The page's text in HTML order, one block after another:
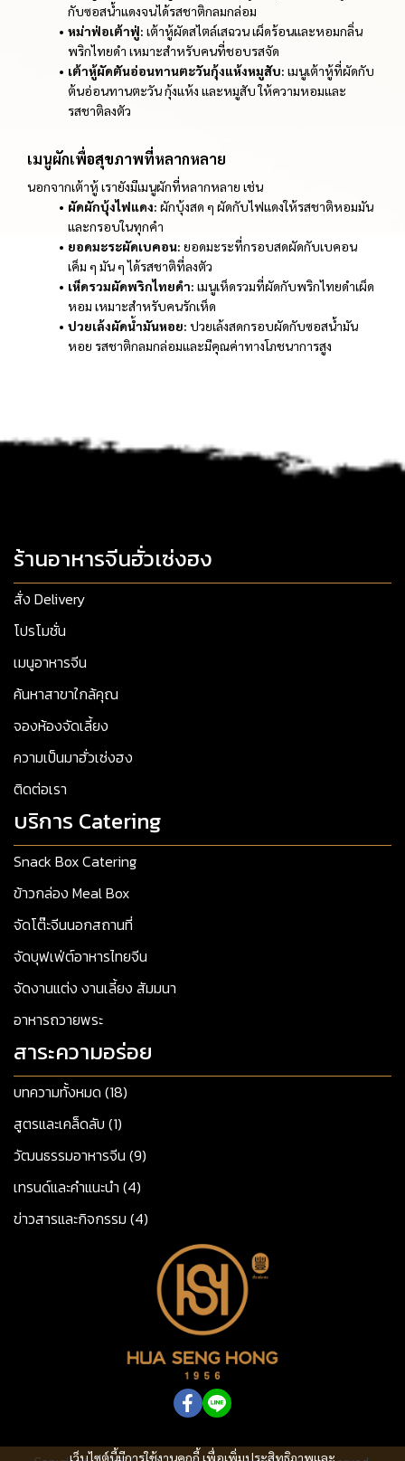
กับซอสน้ำแดงจนได้รสชาติกลมกล่อม
หม่าฟ่อเต้าฟู่: เต้าหู้ผัดสไตล์เสฉวน เผ็ดร้อนและหอมกลิ่น
พริกไทยดำ เหมาะสำหรับคนที่ชอบรสจัด
เต้าหู้ผัดตันอ่อนทานตะวันกุ้งแห้งหมูสับ: เมนูเต้าหู้ที่ผัดกับ
ต้นอ่อนทานตะวัน กุ้งแห้ง และหมูสับ ให้ความหอมและ
รสชาติลงตัว
เมนูผักเพื่อสุขภาพที่หลากหลาย
นอกจากเต้าหู้ เรายังมีเมนูผักที่หลากหลาย เช่น
ผัดผักบุ้งไฟแดง: ผักบุ้งสด ๆ ผัดกับไฟแดงให้รสชาติหอมมัน
และกรอบในทุกคำ
ยอดมะระผัดเบคอน: ยอดมะระที่กรอบสดผัดกับเบคอน
เค็ม ๆ มัน ๆ ได้รสชาติที่ลงตัว
เห็ดรวมผัดพริกไทยดำ: เมนูเห็ดรวมที่ผัดกับพริกไทยดำเผ็ด
หอม เหมาะสำหรับคนรักเห็ด
ปวยเล้งผัดน้ำมันหอย: ปวยเล้งสดกรอบผัดกับซอสน้ำมัน
หอย รสชาติกลมกล่อมและมีคุณค่าทางโภชนาการสูง
เว็บไซต์นี้มีการใช้งานคุกกี้ เพื่อเพิ่มประสิทธิภาพและ
ร้านอาหารจีนฮั่วเซ่งฮง
สั่ง Delivery
โปรโมชั่น
เมนูอาหารจีน
ค้นหาสาขาใกล้คุณ
จองห้องจัดเลี้ยง
ความเป็นมาฮั่วเซ่งฮง
ติดต่อเรา
บริการ Catering
Snack Box Catering
ข้าวกล่อง Meal Box
จัดโต๊ะจีนนอกสถานที่
จัดบุฟเฟ่ต์อาหารไทยจีน
จัดงานแต่ง งานเลี้ยง สัมมนา
อาหารถวายพระ
สาระความอร่อย
บทความทั้งหมด (18)
สูตรและเคล็ดลับ (1)
วัฒนธรรมอาหารจีน (9)
เทรนด์และคำแนะนำ (4)
ข่าวสารและกิจกรรม (4)